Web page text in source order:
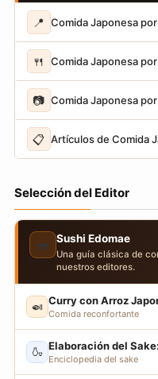
📍 Comida Japonesa
🍴 Comida Japonesa
📷 Comida Japonesa
📋 Artículos de Comida
Selección del Editor
🍣 Sushi Edomae
Una guía clásica de
nuestros editores.
🍛 Curry con Arroz
Comida reconfortante
🍶 Elaboración del
Enciclopedia del sake